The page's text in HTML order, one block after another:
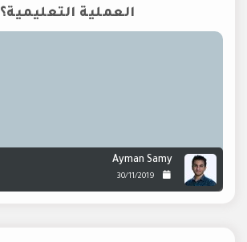
العملية التعليمية؟
Ayman Samy
30/11/2019